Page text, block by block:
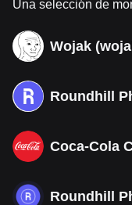
Una selección de